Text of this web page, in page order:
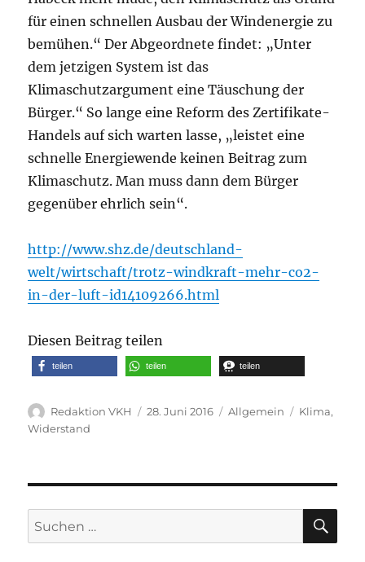
für einen schnellen Ausbau der Windenergie zu
bemühen.“ Der Abgeordnete findet: „Unter
dem jetzigen System ist das
Klimaschutzargument eine Täuschung der
Bürger.“ So lange eine Reform des Zertifikate-
Handels auf sich warten lasse, „leistet eine
schnelle Energiewende keinen Beitrag zum
Klimaschutz. Man muss dann dem Bürger
gegenüber ehrlich sein“.
http://www.shz.de/deutschland-
welt/wirtschaft/trotz-windkraft-mehr-co2-
in-der-luft-id14109266.html
Diesen Beitrag teilen
teilen teilen teilen
Autor
Redaktion VKH
Veröffentlicht
28. Juni 2016 Kategorien
Allgemein Klima,
Widerstand
Suche
nach: